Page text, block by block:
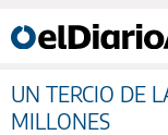
UN TERCIO DE
MILLONES